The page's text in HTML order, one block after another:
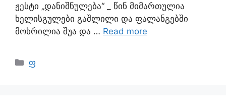
ჟესტი „დანიშნულება“ _ წინ მიმართულია
ხელისგულები გაშლილი და ფალანგებში
მოხრილია შუა და … Read more
ფ